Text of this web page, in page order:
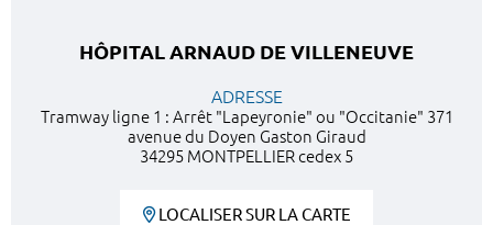
HÔPITAL ARNAUD DE VILLENEUVE
ADRESSE
Tramway ligne 1 : Arrêt "Lapeyronie" ou "Occitanie" 371
avenue du Doyen Gaston Giraud
34295 MONTPELLIER cedex 5
LOCALISER SUR LA CARTE